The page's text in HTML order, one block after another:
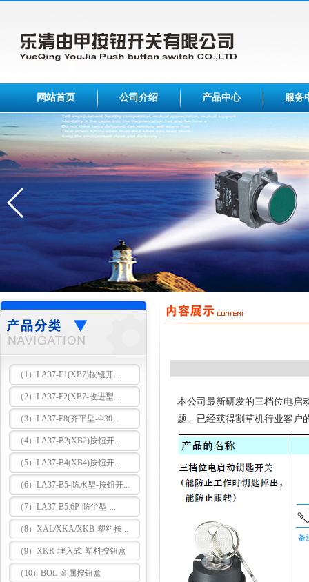
网站首页 公司介绍 产品中心 服务
（1）LA37-E1(XB7)按钮开...
（2）LA37-E2(XB7-改进型...
（3）LA37-E8(齐平型-Φ30...
（4）LA37-B2(XB2)按钮开...
（5）LA37-B4(XB4)按钮开...
（6）LA37-B5-防水型-按钮开...
（7）LA37-B5.6P-防尘型-...
（8）XAL/XKA/XKB-塑料按...
（9）XKR-埋入式-塑料按钮盒
（10）BOL-金属按钮盒
本公司最新研发的三档位电启
题。已经获得割草机行业客户